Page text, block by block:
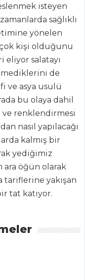
isteyen
sağlıklı
yönelen
kişi olduğunu
salatayı
de
ve asya usulü
bu olaya dahil
ve renklendirmesi
nasıl yapılacağı
kalmış bir
yediğimiz
ara öğün olarak
yakışan
tat katıyor.